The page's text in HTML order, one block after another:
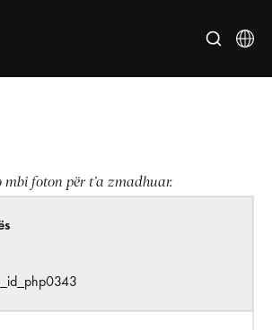
mbi foton për t’a zmadhuar.